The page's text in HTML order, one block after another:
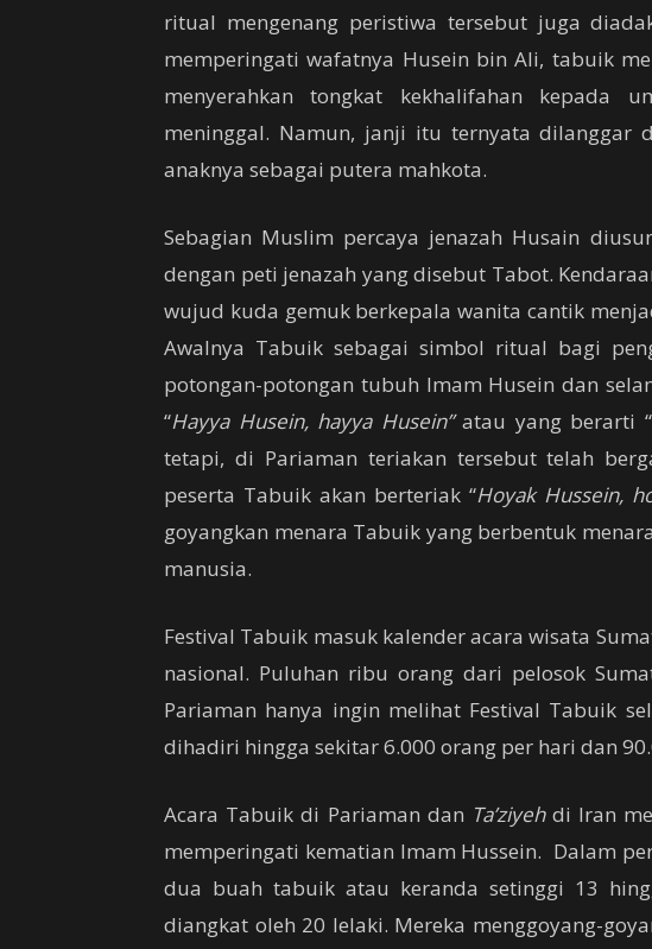
ritual mengenang peristiwa tersebut juga
memperingati wafatnya Husein bin Ali, tabuik
menyerahkan tongkat kekhalifahan kepada
meninggal. Namun, janji itu ternyata dilanggar
anaknya sebagai putera mahkota.
Sebagian Muslim percaya jenazah Husain
dengan peti jenazah yang disebut Tabot.
wujud kuda gemuk berkepala wanita cantik
Awalnya Tabuik sebagai simbol ritual bagi
potongan-potongan tubuh Imam Husein dan
“Hayya Husein, hayya Husein”atau yang berarti “
tetapi, di Pariaman teriakan tersebut telah
peserta Tabuik akan berteriak “Hoyak Hussein,
goyangkan menara Tabuik yang berbentuk
manusia.
Festival Tabuik masuk kalender acara wisata
nasional. Puluhan ribu orang dari pelosok
Pariaman hanya ingin melihat Festival Tabuik
dihadiri hingga sekitar 6.000 orang per hari dan
Acara Tabuik di Pariaman dan Ta’ziyehdi Iran
memperingati kematian Imam Hussein. Dalam
dua buah tabuik atau keranda setinggi 13
diangkat oleh 20 lelaki. Mereka menggoyang-